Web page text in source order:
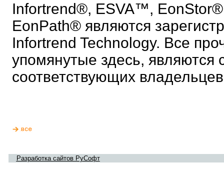
Infortrend®, ESVA™,
EonPath® являются
Infortrend Technology. Все
упомянутые здесь, являются
соответствующих
Разработка сайтов РуСофт